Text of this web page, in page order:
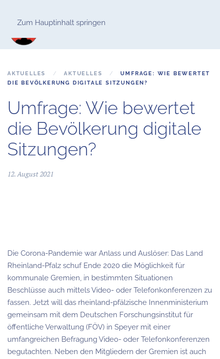
Zum Hauptinhalt springen
AKTUELLES AKTUELLES
UMFRAGE: WIE BEWERTET
DIE BEVÖLKERUNG DIGITALE SITZUNGEN?
Umfrage: Wie bewertet
die Bevölkerung digitale
Sitzungen?
12. August 2021
Die Corona-Pandemie war Anlass und Auslöser: Das Land
Rheinland-Pfalz schuf Ende 2020 die Möglichkeit für
kommunale Gremien, in bestimmten Situationen
Beschlüsse auch mittels Video- oder Telefonkonferenzen zu
fassen. Jetzt will das rheinland-pfälzische Innenministerium
gemeinsam mit dem Deutschen Forschungsinstitut für
öffentliche Verwaltung (FÖV) in Speyer mit einer
umfangreichen Befragung Video- oder Telefonkonferenzen
begutachten. Neben den Mitgliedern der Gremien ist auch